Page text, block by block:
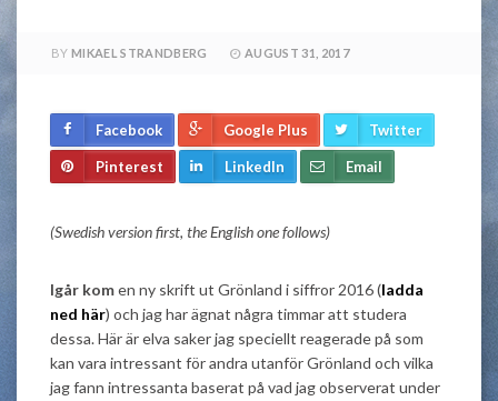
BY MIKAEL STRANDBERG AUGUST 31, 2017
Facebook Google Plus Twitter
Pinterest LinkedIn Email
(Swedish version first, the English one follows)
Igår komen ny skrift ut Grönland i siffror 2016 (ladda
ned här) och jag har ägnat några timmar att studera
dessa. Här är elva saker jag speciellt reagerade på som
kan vara intressant för andra utanför Grönland och vilka
jag fann intressanta baserat på vad jag observerat under